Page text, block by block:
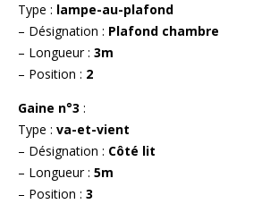
Type : lampe-au-plafond
– Désignation : Plafond chambre
– Longueur : 3m
– Position : 2
Gaine n°3 :
Type : va-et-vient
– Désignation : Côté lit
– Longueur : 5m
– Position : 3